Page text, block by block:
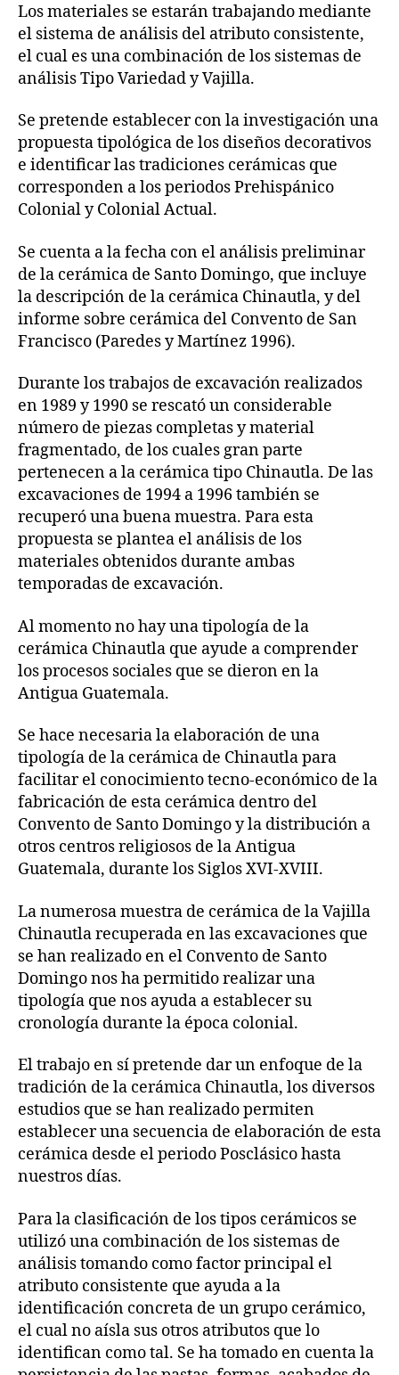
Los materiales se estarán trabajando mediante
el sistema de análisis del atributo consistente,
el cual es una combinación de los sistemas de
análisis Tipo Variedad y Vajilla.
Se pretende establecer con la investigación una
propuesta tipológica de los diseños decorativos
e identificar las tradiciones cerámicas que
corresponden a los periodos Prehispánico
Colonial y Colonial Actual.
Se cuenta a la fecha con el análisis preliminar
de la cerámica de Santo Domingo, que incluye
la descripción de la cerámica Chinautla, y del
informe sobre cerámica del Convento de San
Francisco (Paredes y Martínez 1996).
Durante los trabajos de excavación realizados
en 1989 y 1990 se rescató un considerable
número de piezas completas y material
fragmentado, de los cuales gran parte
pertenecen a la cerámica tipo Chinautla. De las
excavaciones de 1994 a 1996 también se
recuperó una buena muestra. Para esta
propuesta se plantea el análisis de los
materiales obtenidos durante ambas
temporadas de excavación.
Al momento no hay una tipología de la
cerámica Chinautla que ayude a comprender
los procesos sociales que se dieron en la
Antigua Guatemala.
Se hace necesaria la elaboración de una
tipología de la cerámica de Chinautla para
facilitar el conocimiento tecno-económico de la
fabricación de esta cerámica dentro del
Convento de Santo Domingo y la distribución a
otros centros religiosos de la Antigua
Guatemala, durante los Siglos XVI-XVIII.
La numerosa muestra de cerámica de la Vajilla
Chinautla recuperada en las excavaciones que
se han realizado en el Convento de Santo
Domingo nos ha permitido realizar una
tipología que nos ayuda a establecer su
cronología durante la época colonial.
El trabajo en sí pretende dar un enfoque de la
tradición de la cerámica Chinautla, los diversos
estudios que se han realizado permiten
establecer una secuencia de elaboración de esta
cerámica desde el periodo Posclásico hasta
nuestros días.
Para la clasificación de los tipos cerámicos se
utilizó una combinación de los sistemas de
análisis tomando como factor principal el
atributo consistente que ayuda a la
identificación concreta de un grupo cerámico,
el cual no aísla sus otros atributos que lo
identifican como tal. Se ha tomado en cuenta la